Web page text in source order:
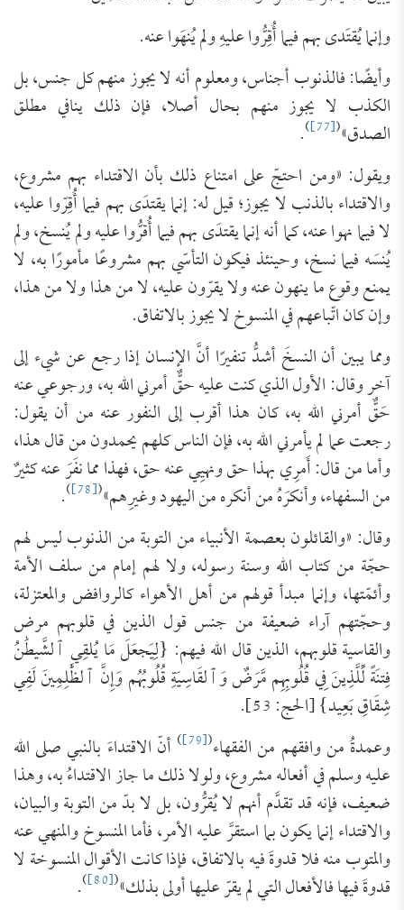
وإنما يُقتَدى بهم فيما أُقِرُّوا عليهِ ولم يُنهَوا عنه.
وأيضًا: فالذنوب أجناس، ومعلوم أنه لا يجوز منهم كل جنس، بل
الكذب لا يجوز منهم بحال أصلا، فإن ذلك ينافي مطلق
الصدق»(
[77]
)
.
ويقول: «ومن احتجّ على امتناع ذلك بأن ‌الاقتداء ‌بهم ‌مشروع،
والاقتداء بالذنب لا يجوز؛ قيل له: إنما يقتدَى بهم فيما أُقِرّوا عليه،
لا فيما نهوا عنه، كما أنه إنما يقتدَى بهم فيما أُقرُّوا عليه ولم يُنسخ، ولم
يُنسَه فيما نسخ، وحينئذ فيكون التأسّي بهم مشروعًا مأمورًا به، لا
يمنع وقوع ما ينهون عنه ولا يقرّون عليه، لا من هذا ولا من هذا،
وإن كان اتّباعهم في المنسوخ لا يجوز بالاتفاق.
ومما يبين أن النسخَ أشدُّ تنفيرًا أنَّ الإنسان إذا رجع عن شيء إلى
آخر وقال: الأول الذي كنت عليه حقٌّ أمرني الله به، ورجوعي عنه
حَقٌّ أمرني الله به، كان هذا أقرب إلى النفور عنه من أن يقول:
رجعت عما لم يأمرني الله به، فإن الناس كلهم يحمدون من قال هذا،
وأما من قال: أَمرِي بهذا حق ونهيِي عنه حق، فهذا مما نفَرَ عنه كثيرٌ
من السفهاء، وأنكرَهُ من أنكره من اليهود وغيرِهم»(
[78]
)
.
وقال: «والقائلون بعصمة الأنبياء من التوبة من الذنوب ليس لهم
حجّة من كتاب الله وسنة رسوله، ولا لهم إمام من سلف الأمة
وأئمّتها، وإنما ‌مبدأ ‌قولهم من أهل الأهواء كالروافض والمعتزلة،
وحجّتهم آراء ضعيفة من جنس قول الذين في قلوبهم مرض
والقاسية قلوبهم، الذين قال الله فيهم: {لِيَجعَلَ ‌مَا ‌يُلقِي ‌ٱلشَّيطَٰنُ
فِتنَةً لِّلَّذِينَ فِي قُلُوبِهِم مَّرَضٌ وَٱلقَاسِيَةِ قُلُوبُهُم وَإِنَّ ٱلظَّٰلِمِينَ لَفِي
شِقَاقِ بَعِيد} [الحج: 53].
وعمدةُ من وافقهم من الفقهاء(
[79]
) أنّ الاقتداءَ بالنبي صلى الله
عليه وسلم في أفعاله مشروع، ولولا ذلك ما جاز الاقتداءُ به، وهذا
ضعيف، فإنه قد تقدَّم أنهم لا يُقرُّون، بل لا بدّ من التوبة والبيان،
والاقتداء إنما يكون بما استقرَّ عليه الأمر، فأما المنسوخ والمنهي عنه
والمتوب منه فلا قدوةَ فيه بالاتفاق، فإذا كانت الأقوال المنسوخة لا
قدوةَ فيها فالأفعال التي لم يقرّ عليها أولى بذلك»(
[80]
)
.